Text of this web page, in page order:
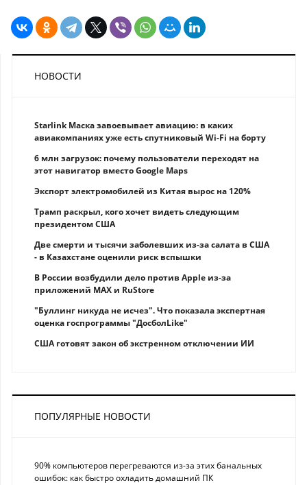
НОВОСТИ
Starlink Маска завоевывает авиацию: в каких
авиакомпаниях уже есть спутниковый Wi-Fi на борту
6 млн загрузок: почему пользователи переходят на
этот навигатор вместо Google Maps
Экспорт электромобилей из Китая вырос на 120%
Трамп раскрыл, кого хочет видеть следующим
президентом США
Две смерти и тысячи заболевших из-за салата в США
- в Казахстане оценили риск вспышки
В России возбудили дело против Apple из-за
приложений MAX и RuStore
"Буллинг никуда не исчез". Что показала экспертная
оценка госпрограммы "ДосболLike"
США готовят закон об экстренном отключении ИИ
ПОПУЛЯРНЫЕ НОВОСТИ
90% компьютеров перегреваются из-за этих банальных
ошибок: как быстро охладить домашний ПК